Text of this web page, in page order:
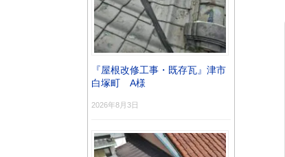
『屋根改修工事・既存瓦』津市
白塚町 A様
2026年8月3日